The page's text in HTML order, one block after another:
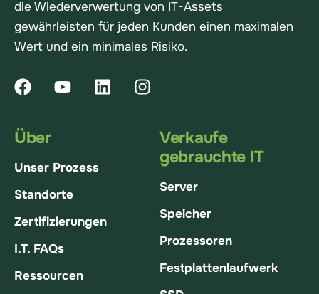
die Wiederverwertung von IT-Assets
gewährleisten für jeden Kunden einen maximalen
Wert und ein minimales Risiko.
Über
Unser Prozess
Standorte
Zertifizierungen
I.T. FAQs
Ressourcen
Verkaufe
gebrauchte IT
Server
Speicher
Prozessoren
Festplattenlaufwerk